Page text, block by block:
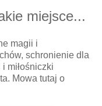
miejsce...
magii i
schronienie dla
miłośniczki
Mowa tutaj o